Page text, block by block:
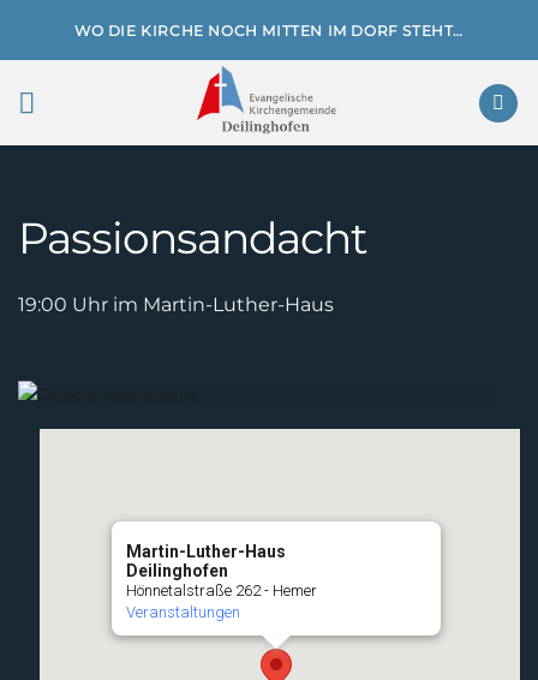
WO DIE KIRCHE NOCH MITTEN IM DORF STEHT…
Passionsandacht
19:00 Uhr im Martin-Luther-Haus
Martin-Luther-Haus
Deilinghofen
Hönnetalstraße 262 - Hemer
Veranstaltungen